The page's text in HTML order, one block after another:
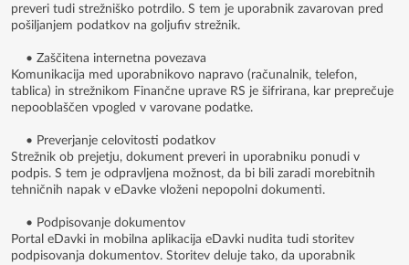
preveri tudi strežniško potrdilo. S tem je uporabnik zavarovan pred
pošiljanjem podatkov na goljufiv strežnik.
• Zaščitena internetna povezava
Komunikacija med uporabnikovo napravo (računalnik, telefon,
tablica) in strežnikom Finančne uprave RS je šifrirana, kar preprečuje
nepooblaščen vpogled v varovane podatke.
• Preverjanje celovitosti podatkov
Strežnik ob prejetju, dokument preveri in uporabniku ponudi v
podpis. S tem je odpravljena možnost, da bi bili zaradi morebitnih
tehničnih napak v eDavke vloženi nepopolni dokumenti.
• Podpisovanje dokumentov
Portal eDavki in mobilna aplikacija eDavki nudita tudi storitev
podpisovanja dokumentov. Storitev deluje tako, da uporabnik